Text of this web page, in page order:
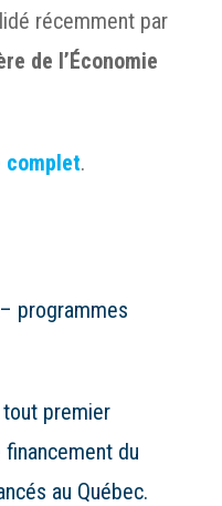
récemment par
de l’Économie
complet.
programmes
premier
du
au Québec.